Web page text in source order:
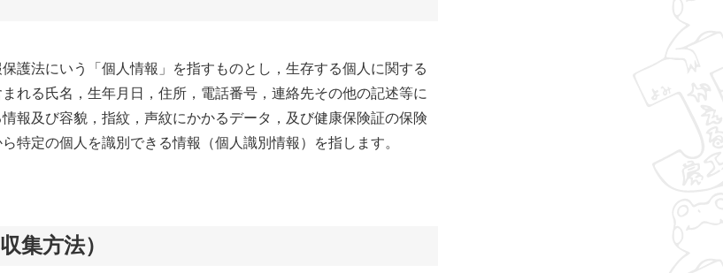
保護法にいう「個人情報」を指すものとし，生存する個人に関する
れる氏名，生年月日，住所，電話番号，連絡先その他の記述等に
報及び容貌，指紋，声紋にかかるデータ，及び健康保険証の保険
特定の個人を識別できる情報（個人識別情報）を指します。
集方法）